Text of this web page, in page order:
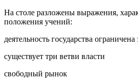
На столе разложены выражения,
положения учений:
деятельность государства ограничена
существует три ветви власти
свободный рынок